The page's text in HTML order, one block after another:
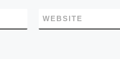
WEBSITE